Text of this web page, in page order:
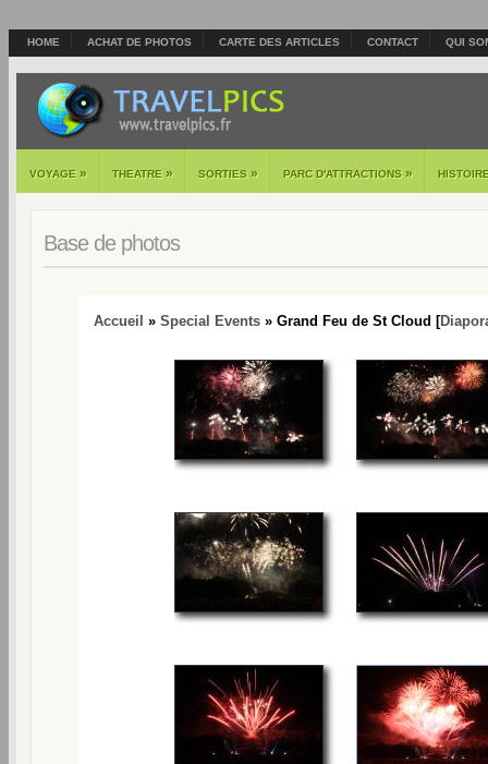
HOME ACHAT DE PHOTOS CARTE DES ARTICLES CONTACT QUI
VOYAGE » THEATRE » SORTIES » PARC D'ATTRACTIONS »
Base de photos
Accueil » Special Events » Grand Feu de St Cloud [